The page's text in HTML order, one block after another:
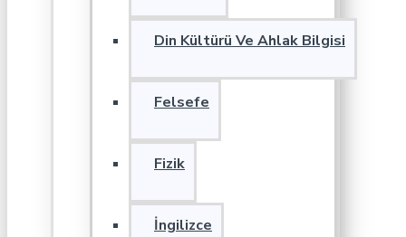
Din Kültürü Ve Ahlak Bilgisi
Felsefe
Fizik
İngilizce